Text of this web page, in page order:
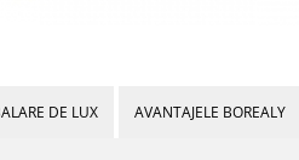
DE LUX AVANTAJELE BOREALY